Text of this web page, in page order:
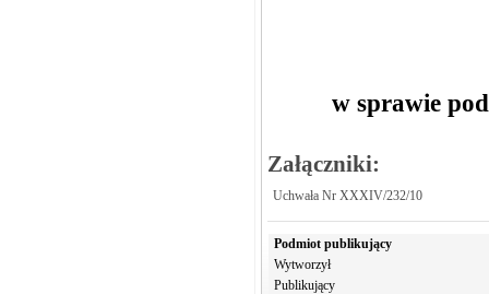
w sprawie
Załączniki:
Uchwała Nr XXXIV/232/10
Podmiot publikujący
Wytworzył
Publikujący